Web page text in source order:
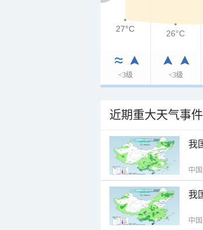
<3级 <3级
27°C
27°C 26°C
近期重大天气事件
我
中
我
中